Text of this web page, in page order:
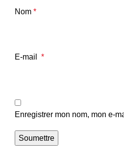
Nom *
E-mail *
Enregistrer mon nom, mon e-